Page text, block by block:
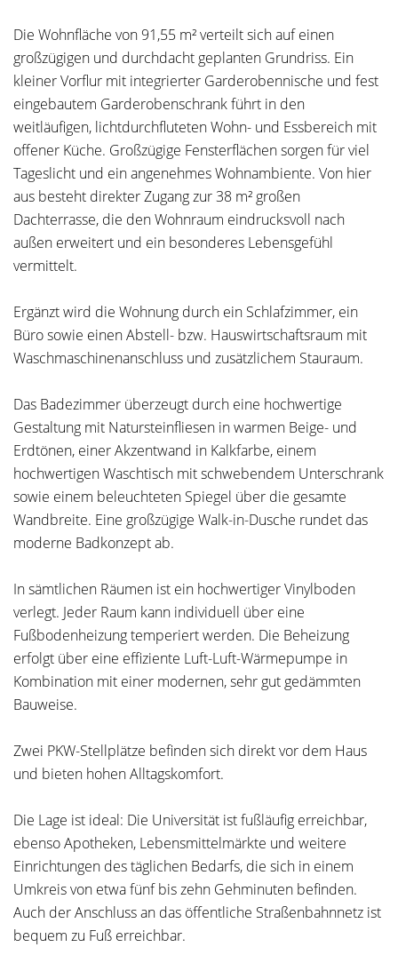
Die Wohnfläche von 91,55 m² verteilt sich auf einen
großzügigen und durchdacht geplanten Grundriss. Ein
kleiner Vorflur mit integrierter Garderobennische und fest
eingebautem Garderobenschrank führt in den
weitläufigen, lichtdurchfluteten Wohn- und Essbereich mit
offener Küche. Großzügige Fensterflächen sorgen für viel
Tageslicht und ein angenehmes Wohnambiente. Von hier
aus besteht direkter Zugang zur 38 m² großen
Dachterrasse, die den Wohnraum eindrucksvoll nach
außen erweitert und ein besonderes Lebensgefühl
vermittelt.
Ergänzt wird die Wohnung durch ein Schlafzimmer, ein
Büro sowie einen Abstell- bzw. Hauswirtschaftsraum mit
Waschmaschinenanschluss und zusätzlichem Stauraum.
Das Badezimmer überzeugt durch eine hochwertige
Gestaltung mit Natursteinfliesen in warmen Beige- und
Erdtönen, einer Akzentwand in Kalkfarbe, einem
hochwertigen Waschtisch mit schwebendem Unterschrank
sowie einem beleuchteten Spiegel über die gesamte
Wandbreite. Eine großzügige Walk-in-Dusche rundet das
moderne Badkonzept ab.
In sämtlichen Räumen ist ein hochwertiger Vinylboden
verlegt. Jeder Raum kann individuell über eine
Fußbodenheizung temperiert werden. Die Beheizung
erfolgt über eine effiziente Luft-Luft-Wärmepumpe in
Kombination mit einer modernen, sehr gut gedämmten
Bauweise.
Zwei PKW-Stellplätze befinden sich direkt vor dem Haus
und bieten hohen Alltagskomfort.
Die Lage ist ideal: Die Universität ist fußläufig erreichbar,
ebenso Apotheken, Lebensmittelmärkte und weitere
Einrichtungen des täglichen Bedarfs, die sich in einem
Umkreis von etwa fünf bis zehn Gehminuten befinden.
Auch der Anschluss an das öffentliche Straßenbahnnetz ist
bequem zu Fuß erreichbar.